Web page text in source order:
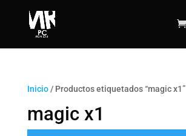
Inicio/ Productos etiquetados “magic x1”
magic x1